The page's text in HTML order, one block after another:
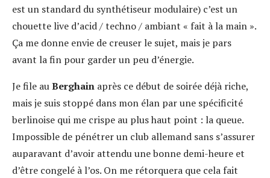
est un standard du synthétiseur modulaire) c’est un
chouette live d’acid / techno / ambiant « fait à la main ».
Ça me donne envie de creuser le sujet, mais je pars
avant la fin pour garder un peu d’énergie.
Je file auBerghain après ce début de soirée déjà riche,
mais je suis stoppé dans mon élan par une spécificité
berlinoise qui me crispe au plus haut point : la queue.
Impossible de pénétrer un club allemand sans s’assurer
auparavant d’avoir attendu une bonne demi-heure et
d’être congelé à l’os. On me rétorquera que cela fait